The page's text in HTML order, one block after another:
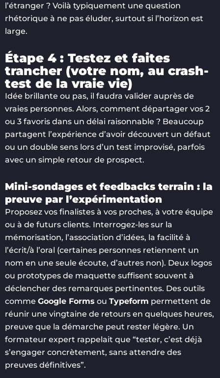
l’étranger ? Voilà typiquement une question
rhétorique à ne pas éluder, surtout si l’horizon est
large.
Étape 4 : Testez et faites
trancher (votre nom, au crash-
test de la vraie vie)
Idée brillante ou pas, il faudra valider auprès de
vraies personnes. Alors, comment départager vos 2
ou 3 favoris dans un délai raisonnable ? Beaucoup
partagent l’expérience d’avoir découvert un défaut
ou un double sens lors d’un test improvisé, parfois
avec un simple retour de prospect.
Mini-sondages et feedbacks terrain : la
preuve par l’expérimentation
Proposez vos finalistes à vos proches, à votre équipe
ou à de futurs clients. Interrogez-les sur la
mémorisation, l’association d’idées, la facilité à
l’écrit/à l’oral (certaines personnes retiennent un
nom en une seule écoute, d’autres non). Deux logos
ou prototypes de maquette suffisent souvent à
déclencher des remarques pertinentes. Des outils
comme Google Forms ou Typeform permettent de
réunir une vingtaine de retours en quelques heures,
preuve que la démarche peut rester légère. Un
formateur expert rappelait que “tester, c’est déjà
s’engager concrètement, sans attendre des
preuves définitives”.